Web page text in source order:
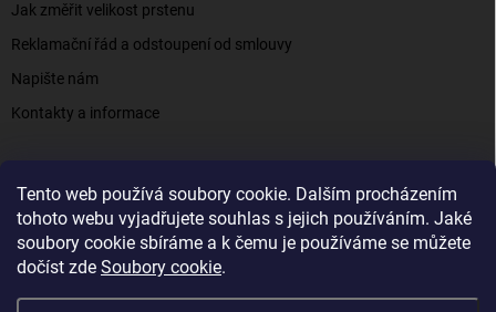
Tento web používá soubory cookie. Dalším procházením
tohoto webu vyjadřujete souhlas s jejich používáním. Jaké
soubory cookie sbíráme a k čemu je používáme se můžete
dočíst zde Soubory cookie.
Jak změřit velikost prstenu
Reklamační řád a odstoupení od smlouvy
Napište nám
Kontakty a informace
Elenys.cz - šperky, kterým věříte už od roku 2016